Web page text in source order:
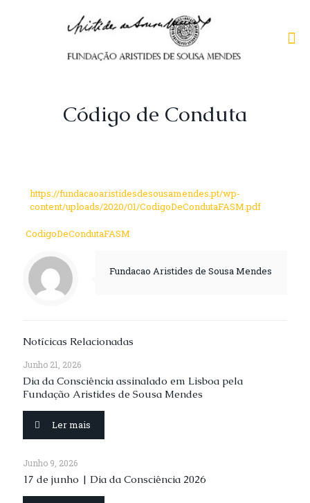
Código de Conduta
https://fundacaoaristidesdesousamendes.pt/wp-
content/uploads/2020/01/CodigoDeCondutaFASM.pdf
CodigoDeCondutaFASM
Fundacao Aristides de Sousa Mendes
Notícicas Relacionadas
Junho 21, 2026
Dia da Consciência assinalado em Lisboa pela
Fundação Aristides de Sousa Mendes
Ler mais
Junho 9, 2026
17 de junho | Dia da Consciência 2026